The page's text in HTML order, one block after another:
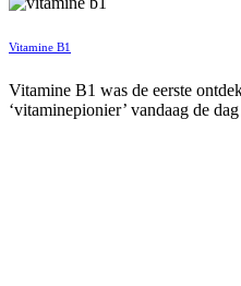
Vitamine B1
Vitamine B1 was de eerste
‘vitaminepionier’ vandaag de